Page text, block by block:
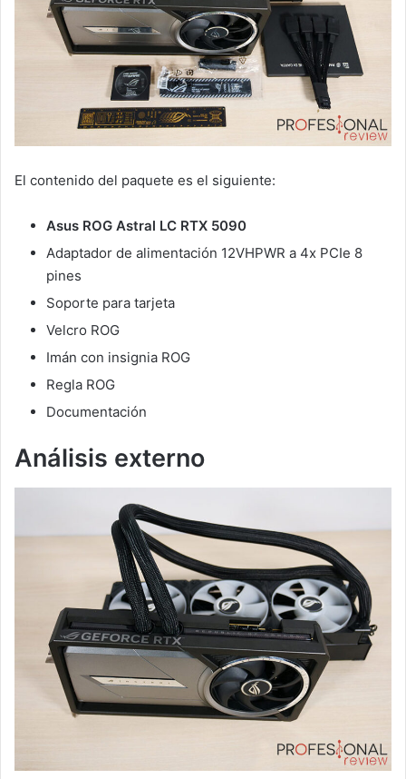
El contenido del paquete es el siguiente:
Asus ROG Astral LC RTX 5090
Adaptador de alimentación 12VHPWR a 4x PCIe 8
pines
Soporte para tarjeta
Velcro ROG
Imán con insignia ROG
Regla ROG
Documentación
Análisis externo